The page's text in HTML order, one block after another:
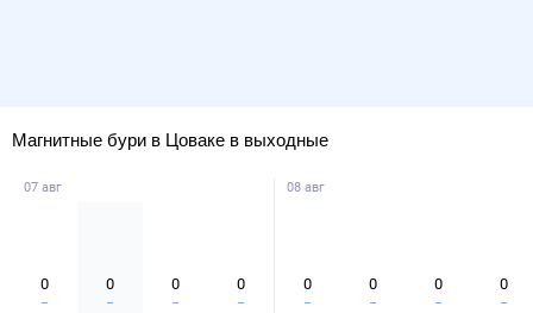
Магнитные бури в Цоваке в выходные
07 авг
0 0 0 0
08 авг
0 0 0 0